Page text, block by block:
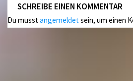
SCHREIBE EINEN KOMMENTAR
Du musstangemeldet sein, um einen